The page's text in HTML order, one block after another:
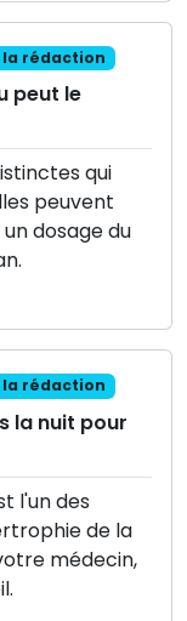
rédaction
peut le
qui
peuvent
dosage du
rédaction
la nuit pour
l'un des
de la
médecin,